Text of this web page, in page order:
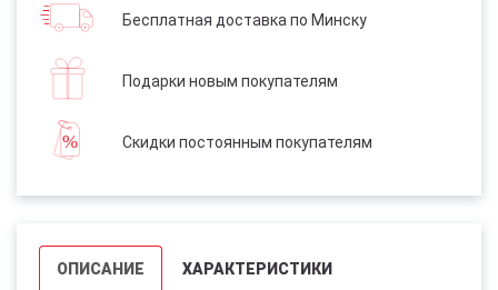
Бесплатная доставка по Минску
Подарки новым покупателям
Скидки постоянным покупателям
ОПИСАНИЕ ХАРАКТЕРИСТИКИ